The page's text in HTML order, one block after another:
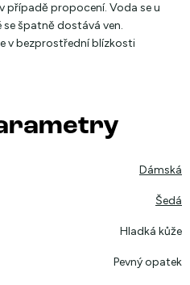
případě propocení. Voda se u
špatně dostává ven.
v bezprostřední blízkosti
Dámská
Šedá
Hladká kůže
Pevný opatek